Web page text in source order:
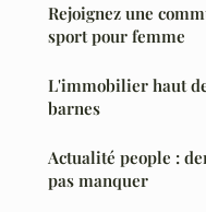
Rejoignez une
sport pour femme
L'immobilier haut
barnes
Actualité people :
pas manquer